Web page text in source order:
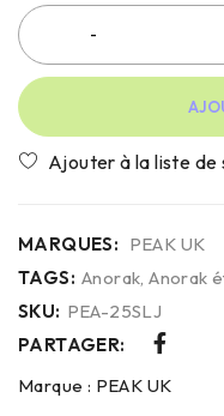
MARQUES: PEAK UK
TAGS: Anorak ,Anorak
SKU: PEA-25SLJ
PARTAGER:
Marque : PEAK UK